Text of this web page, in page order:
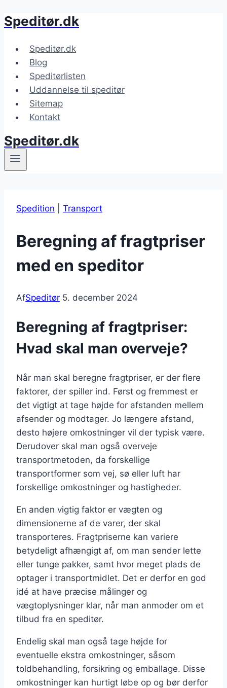
Fortsæt
indhold
Speditør.dk
Speditør.dk
Blog
Speditørlisten
Uddannelse til speditør
Sitemap
Kontakt
Speditør.dk
Spedition Transport
Beregning af fragtpriser
med en speditor
AfSpeditør 5. december 2024
Beregning af fragtpriser:
Hvad skal man overveje?
Når man skal beregne fragtpriser, er der flere
faktorer, der spiller ind. Først og fremmest er
det vigtigt at tage højde for afstanden mellem
afsender og modtager. Jo længere afstand,
desto højere omkostninger vil der typisk være.
Derudover skal man også overveje
transportmetoden, da forskellige
transportformer som vej, sø eller luft har
forskellige omkostninger og hastigheder.
En anden vigtig faktor er vægten og
dimensionerne af de varer, der skal
transporteres. Fragtpriserne kan variere
betydeligt afhængigt af, om man sender lette
eller tunge pakker, samt hvor meget plads de
optager i transportmidlet. Det er derfor en god
idé at have præcise målinger og
vægtoplysninger klar, når man anmoder om et
tilbud fra en speditør.
Endelig skal man også tage højde for
eventuelle ekstra omkostninger, såsom
toldbehandling, forsikring og emballage. Disse
omkostninger kan hurtigt løbe op og bør derfor